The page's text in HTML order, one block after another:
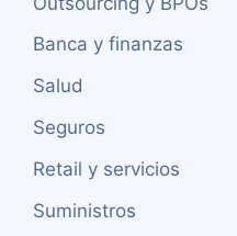
Banca y finanzas
Salud
Seguros
Retail y servicios
Suministros